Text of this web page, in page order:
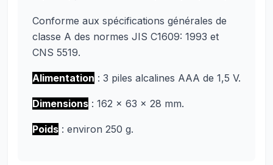
Conforme aux spécifications générales de
classe A des normes JIS C1609: 1993 et ​​
CNS 5519.
Alimentation : 3 piles alcalines AAA de 1,5 V.
Dimensions : 162 × 63 × 28 mm.
Poids : environ 250 g.